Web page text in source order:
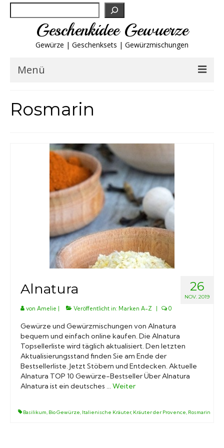
Geschenkidee Gewuerze
Gewürze | Geschenksets | Gewürzmischungen
Menü
Gewürzgläser
Gewürzregal
Grillgewürze
Marken A-Z
Bücher
Rosmarin
26
NOV. 2019
Alnatura
von Amelie Veröffentlicht in: Marken A-Z 0
Gewürze und Gewürzmischungen von Alnatura
bequem und einfach online kaufen. Die Alnatura
Topsellerliste wird täglich aktualisiert. Den letzten
Aktualisierungsstand finden Sie am Ende der
Bestsellerliste. Jetzt Stöbern und Entdecken. Aktuelle
Alnatura TOP 10 Gewürze-Bestseller Über Alnatura
Alnatura ist ein deutsches … Weiter
Basilikum, Bio Gewürze, Italienische Kräuter, Kräuter der Provence, Rosmarin